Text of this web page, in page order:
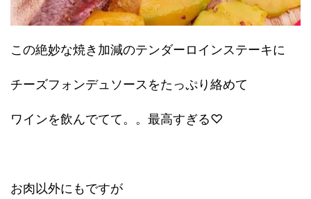
この絶妙な焼き加減のテンダーロインステーキに
チーズフォンデュソースをたっぷり絡めて
ワインを飲んでてて。。最高すぎる♡
お肉以外にもですが